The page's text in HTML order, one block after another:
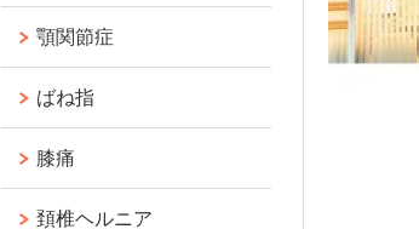
顎関節症
ばね指
膝痛
頚椎ヘルニア